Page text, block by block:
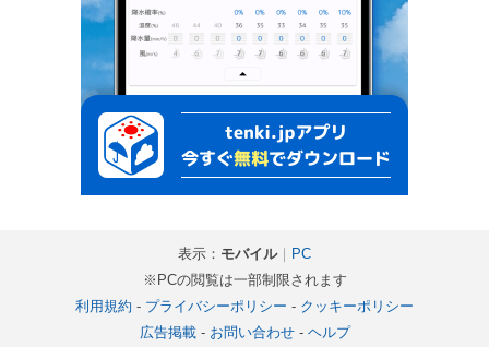
表示： モバイル｜ PC
※PCの閲覧は一部制限されます
利用規約 - プライバシーポリシー - クッキーポリシー
広告掲載- お問い合わせ- ヘルプ